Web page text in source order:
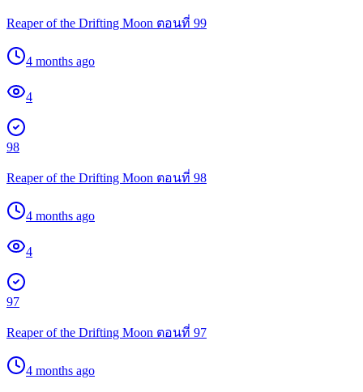
Reaper of the Drifting Moon ตอนที่ 99
4 months ago
4
98
Reaper of the Drifting Moon ตอนที่ 98
4 months ago
4
97
Reaper of the Drifting Moon ตอนที่ 97
4 months ago